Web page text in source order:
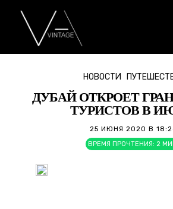
НОВОСТИ
ДУБАЙ ОТКРОЕТ
ТУРИСТОВ В
25 ИЮНЯ 2020 В
ВРЕМЯ ПРОЧТЕНИЯ: 2